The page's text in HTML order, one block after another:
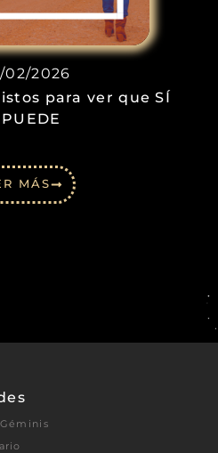
02/2026
para ver que SÍ
MÁS